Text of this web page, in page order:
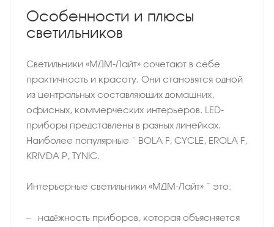
Особенности и плюсы
светильников
Светильники «МДМ-Лайт» сочетают в себе
практичность и красоту. Они становятся одной
из центральных составляющих домашних,
офисных, коммерческих интерьеров. LED-
приборы представлены в разных линейках.
Наиболее популярные − BOLA F, CYCLE, EROLA F,
KRIVDA P, TYNIC.
Интерьерные светильники «МДМ-Лайт» − это:
надёжность приборов, которая объясняется